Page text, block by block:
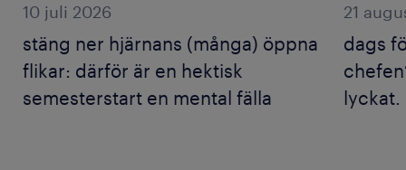
10 juli 2026
stäng ner hjärnans (många) öppna
flikar: därför är en hektisk
semesterstart en mental fälla
21
dags
lyckat.